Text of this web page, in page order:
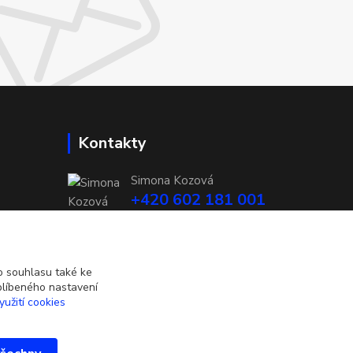
Kontakty
Simona Kozová
+420 602 181 001
souhlasu také ke
nastavení
cookies